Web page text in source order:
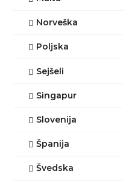
Norveška
Poljska
Sejšeli
Singapur
Slovenija
Španija
Švedska